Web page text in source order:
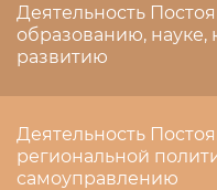
Деятельность
образованию, науке,
развитию
Деятельность
региональной
самоуправлению